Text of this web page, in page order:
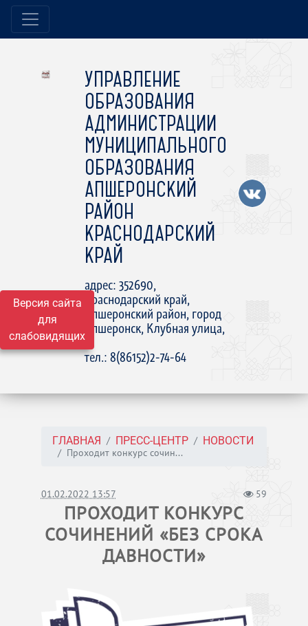
Версия сайта
для
слабовидящих
УПРАВЛЕНИЕ
ОБРАЗОВАНИЯ
АДМИНИСТРАЦИИ
МУНИЦИПАЛЬНОГО
ОБРАЗОВАНИЯ
АПШЕРОНСКИЙ
РАЙОН
КРАСНОДАРСКИЙ
КРАЙ
адрес: 352690,
Краснодарский край,
Апшеронский район, город
Апшеронск, Клубная улица,
15
тел.: 8(86152)2-74-64
ГЛАВНАЯ ПРЕСС-ЦЕНТР
НОВОСТИ
Проходит конкурс сочин...
01.02.2022 13:57 59
ПРОХОДИТ КОНКУРС
СОЧИНЕНИЙ «БЕЗ СРОКА
ДАВНОСТИ»